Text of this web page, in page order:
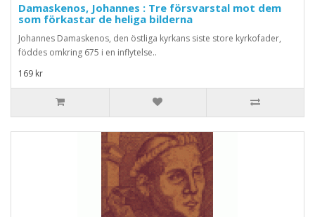
Damaskenos, Johannes : Tre försvarstal mot dem
som förkastar de heliga bilderna
Johannes Damaskenos, den östliga kyrkans siste store kyrkofader,
föddes omkring 675 i en inflytelse..
169 kr